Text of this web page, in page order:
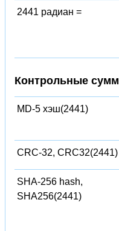
2441 радиан =
Контрольные
MD-5 хэш(2441)
CRC-32, CRC32(2441)
SHA-256 hash,
SHA256(2441)